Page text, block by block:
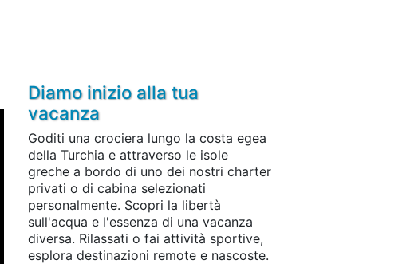
Diamo inizio alla tua
vacanza
Goditi una crociera lungo la costa egea
della Turchia e attraverso le isole
greche a bordo di uno dei nostri charter
privati o di cabina selezionati
personalmente. Scopri la libertà
sull'acqua e l'essenza di una vacanza
diversa. Rilassati o fai attività sportive,
esplora destinazioni remote e nascoste.